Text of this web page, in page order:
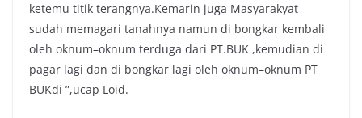
ketemu titik terangnya.Kemarin juga Masyarakyat
sudah memagari tanahnya namun di bongkar kembali
oleh oknum–oknum terduga dari PT.BUK ,kemudian di
pagar lagi dan di bongkar lagi oleh oknum–oknum PT
BUKdi ”,ucap Loid.